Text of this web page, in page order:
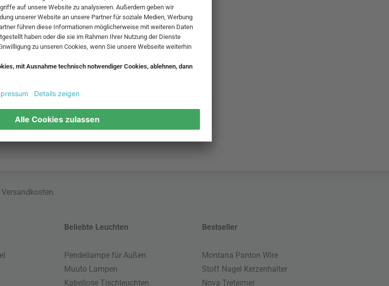
Versandkosten.
Beliebte Leuchten
Pendellampe für Außen
Muuto Lampen
Kabellose Tischleuchten
Bestseller
Montana Panton Wire
Stoff Nagel Kerzenhalter
Nova Treteimer